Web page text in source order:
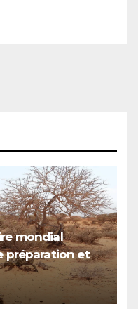
mondial
préparation et
d’El Niño,
de